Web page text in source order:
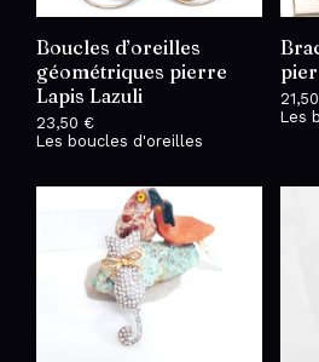
Boucles d’oreilles
géométriques pierre
Lapis Lazuli
23,50 €
Les boucles d'oreilles
21,50
Les